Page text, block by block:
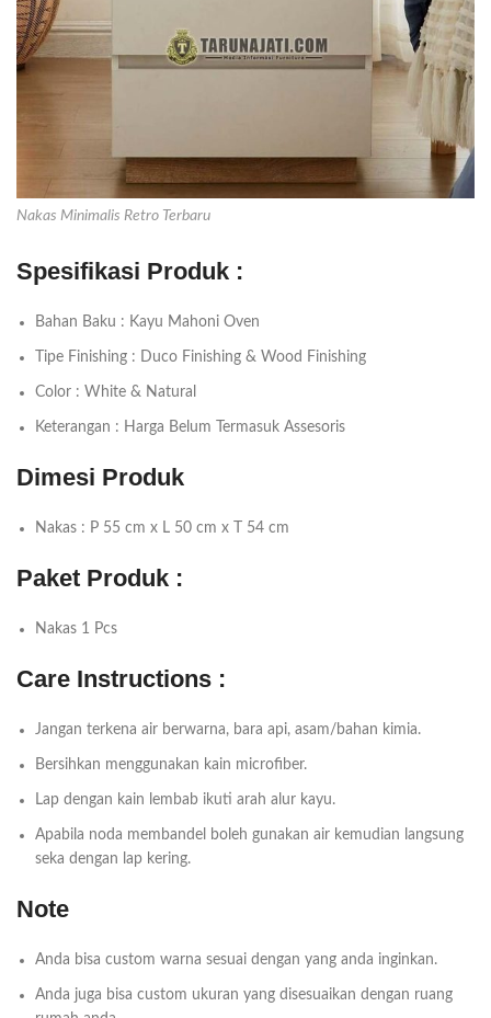
Nakas Minimalis Retro Terbaru
Spesifikasi Produk :
Bahan Baku : Kayu Mahoni Oven
Tipe Finishing : Duco Finishing & Wood Finishing
Color : White & Natural
Keterangan : Harga Belum Termasuk Assesoris
Dimesi Produk
Nakas : P 55 cm x L 50 cm x T 54 cm
Paket Produk :
Nakas 1 Pcs
Care Instructions :
Jangan terkena air berwarna, bara api, asam/bahan kimia.
Bersihkan menggunakan kain microfiber.
Lap dengan kain lembab ikuti arah alur kayu.
Apabila noda membandel boleh gunakan air kemudian langsung
seka dengan lap kering.
Note
Anda bisa custom warna sesuai dengan yang anda inginkan.
Anda juga bisa custom ukuran yang disesuaikan dengan ruang